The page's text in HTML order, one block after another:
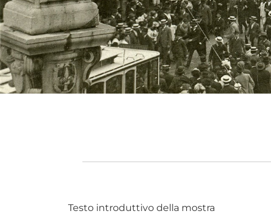
Testo introduttivo della mostra